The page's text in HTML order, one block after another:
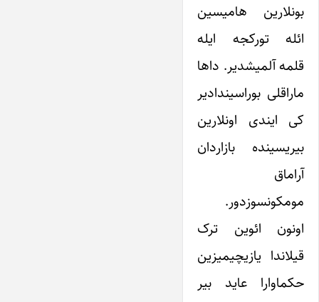
بونلارین هامیسین
ائله تورکجه ایله
قلمه آلمیشدیر. داها
ماراقلی بوراسیندادیر
کی ایندی اونلارین
بیریسینده بازاردان
آراماق
مومکونسوزدور.
اونون ائوین ترک
قیلاندا یازیچیمیزین
حکماوارا عاید بیر